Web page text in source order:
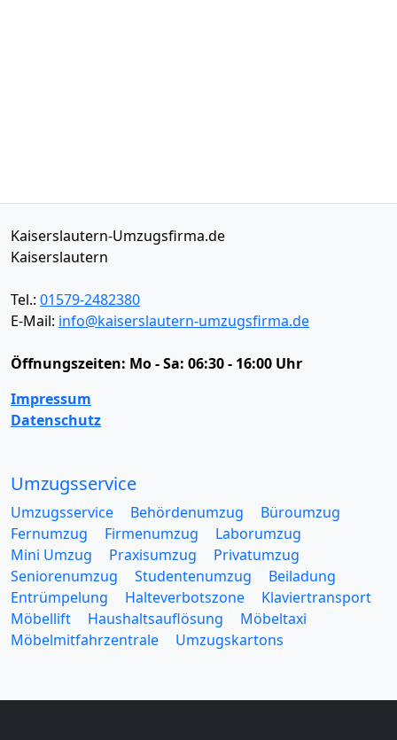
Kaiserslautern-Umzugsfirma.de
Kaiserslautern
Tel.: 01579-2482380
E-Mail: info@kaiserslautern-umzugsfirma.de
Öffnungszeiten: Mo - Sa: 06:30 - 16:00 Uhr
Impressum
Datenschutz
Umzugsservice
Umzugsservice Behördenumzug
Büroumzug
Fernumzug
Firmenumzug
Laborumzug
Mini Umzug
Praxisumzug
Privatumzug
Seniorenumzug
Studentenumzug
Beiladung
Entrümpelung
Halteverbotszone
Klaviertransport
Möbellift
Haushaltsauflösung
Möbeltaxi
Möbelmitfahrzentrale
Umzugskartons